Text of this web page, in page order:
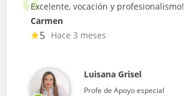
Excelente, vocación y profesionalismo!
Carmen
5 Hace 3 meses
Luisana Grisel
Profe de Apoyo especial